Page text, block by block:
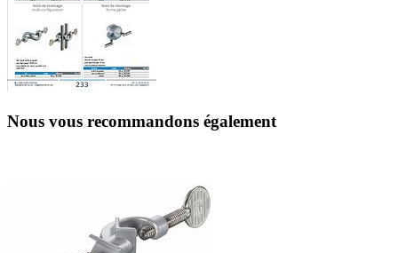
Nous vous recommandons également